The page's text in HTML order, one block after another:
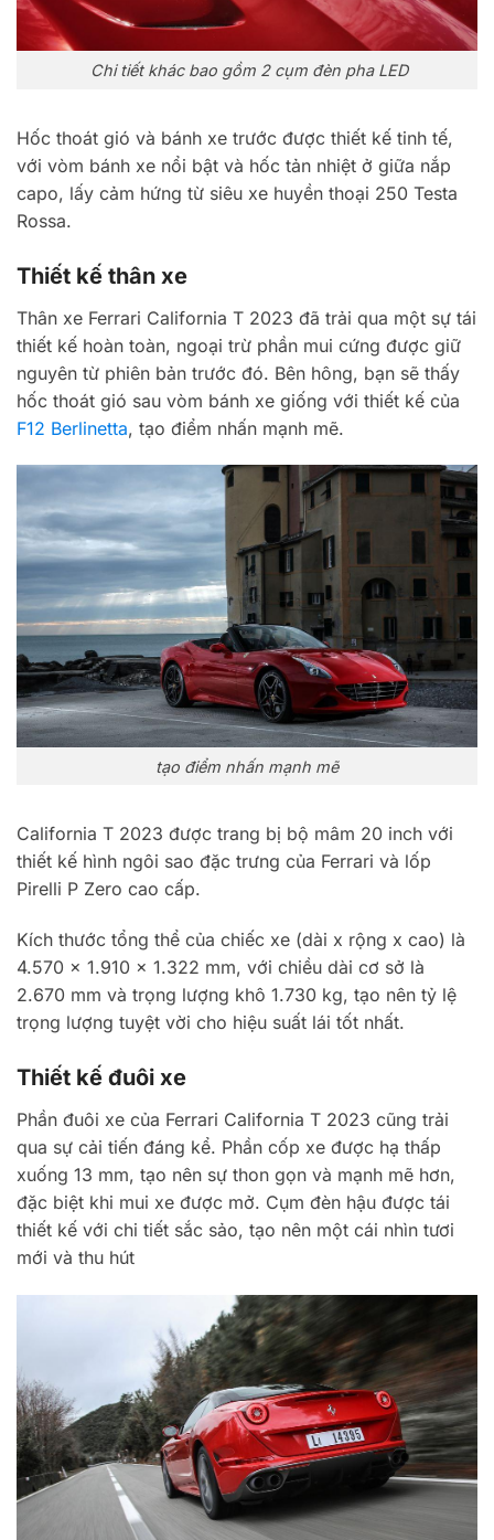
Chi tiết khác bao gồm 2 cụm đèn pha LED
Hốc thoát gió và bánh xe trước được thiết kế tinh tế,
với vòm bánh xe nổi bật và hốc tản nhiệt ở giữa nắp
capo, lấy cảm hứng từ siêu xe huyền thoại 250 Testa
Rossa.
Thiết kế thân xe
Thân xe Ferrari California T 2023 đã trải qua một sự tái
thiết kế hoàn toàn, ngoại trừ phần mui cứng được giữ
nguyên từ phiên bản trước đó. Bên hông, bạn sẽ thấy
hốc thoát gió sau vòm bánh xe giống với thiết kế của
F12 Berlinetta, tạo điểm nhấn mạnh mẽ.
tạo điểm nhấn mạnh mẽ
California T 2023 được trang bị bộ mâm 20 inch với
thiết kế hình ngôi sao đặc trưng của Ferrari và lốp
Pirelli P Zero cao cấp.
Kích thước tổng thể của chiếc xe (dài x rộng x cao) là
4.570 x 1.910 x 1.322 mm, với chiều dài cơ sở là
2.670 mm và trọng lượng khô 1.730 kg, tạo nên tỷ lệ
trọng lượng tuyệt vời cho hiệu suất lái tốt nhất.
Thiết kế đuôi xe
Phần đuôi xe của Ferrari California T 2023 cũng trải
qua sự cải tiến đáng kể. Phần cốp xe được hạ thấp
xuống 13 mm, tạo nên sự thon gọn và mạnh mẽ hơn,
đặc biệt khi mui xe được mở. Cụm đèn hậu được tái
thiết kế với chi tiết sắc sảo, tạo nên một cái nhìn tươi
mới và thu hút